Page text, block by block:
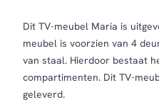
Dit TV-meubel Maria is
meubel is voorzien van 4
van staal. Hierdoor bestaat
compartimenten. Dit TV-
geleverd.